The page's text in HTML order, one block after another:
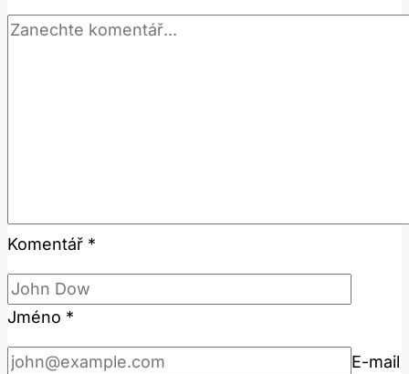
operaci
Komentář *
Jméno *
E-mail